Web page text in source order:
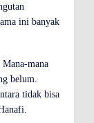
ini banyak
mana
belum.
tidak bisa